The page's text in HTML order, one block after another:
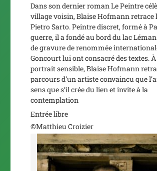
Dans son dernier roman Le Peintre
village voisin, Blaise Hofmann retrace
Pietro Sarto. Peintre discret, formé à
guerre, il a fondé au bord du lac
de gravure de renommée
Goncourt lui ont consacré des textes.
portrait sensible, Blaise Hofmann
parcours d’un artiste convaincu que
sens que s’il crée du lien et invite à la
contemplation
Entrée libre
©Matthieu Croizier